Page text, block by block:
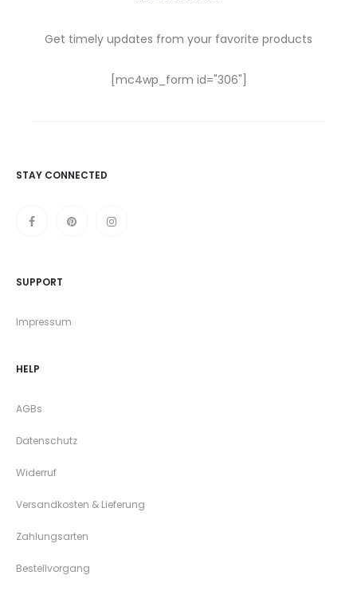
Get timely updates from your favorite products
[mc4wp_form id="306"]
STAY CONNECTED
SUPPORT
Impressum
HELP
AGBs
Datenschutz
Widerruf
Versandkosten & Lieferung
Zahlungsarten
Bestellvorgang